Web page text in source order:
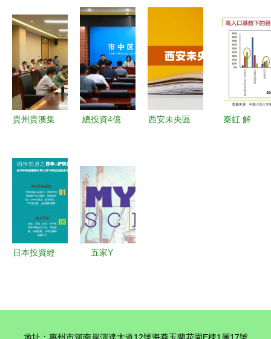
模式，如何
在在線教育
紅海中分得
大蛋糕
訓藍海，剖
析其投資價
值與創業路
徑
育項目投資
新篇章
目投資報告
（第一期）
教育項目投
資規劃
貴州貴澳集
投資，助力
區域教育發
總投資4億
學九月建成
投用，助力
區域教育升
西安未央區
秦虹 解
日本投資經
五家Y